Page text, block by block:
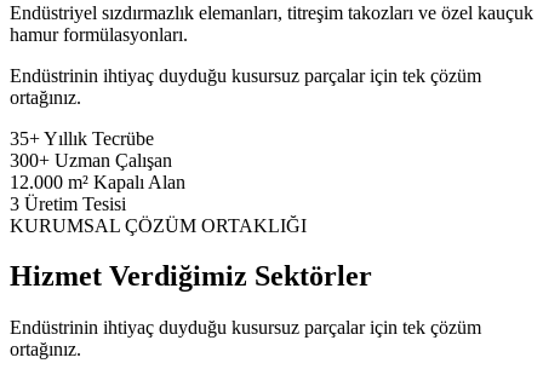
Endüstriyel sızdırmazlık elemanları, titreşim takozları ve özel kauçuk
hamur formülasyonları.
Endüstrinin ihtiyaç duyduğu kusursuz parçalar için tek çözüm
ortağınız.
35+Yıllık Tecrübe
300+ Uzman Çalışan
12.000 m² Kapalı Alan
3 Üretim Tesisi
KURUMSAL ÇÖZÜM ORTAKLIĞI
Hizmet Verdiğimiz Sektörler
Endüstrinin ihtiyaç duyduğu kusursuz parçalar için tek çözüm
ortağınız.